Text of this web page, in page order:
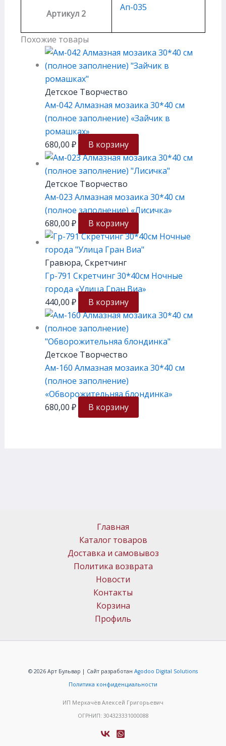
Артикул 2
Ап-035
Похожие товары
Детское Творчество
Ам-042 Алмазная мозаика 30*40 см
(полное заполнение) «Зайчик в
ромашках»
680,00 ₽ В корзину
Детское Творчество
Ам-023 Алмазная мозаика 30*40 см
(полное заполнение) «Лисичка»
680,00 ₽ В корзину
Гравюра, Скретчинг
Гр-791 Скретчинг 30*40см Ночные
города «Улица Гран Виа»
440,00 ₽ В корзину
Детское Творчество
Ам-160 Алмазная мозаика 30*40 см
(полное заполнение)
«Обворожительняа блондинка»
680,00 ₽ В корзину
Главная
Каталог товаров
Доставка и самовывоз
Политика возврата
Новости
Контакты
Корзина
Профиль
© 2026 Арт Бульвар | Сайт разработан Agodoo Digital Solutions
Политика конфиденциальности
ИП Меркачёв Алексей Григорьевич
ОГРНИП: 304323331000088